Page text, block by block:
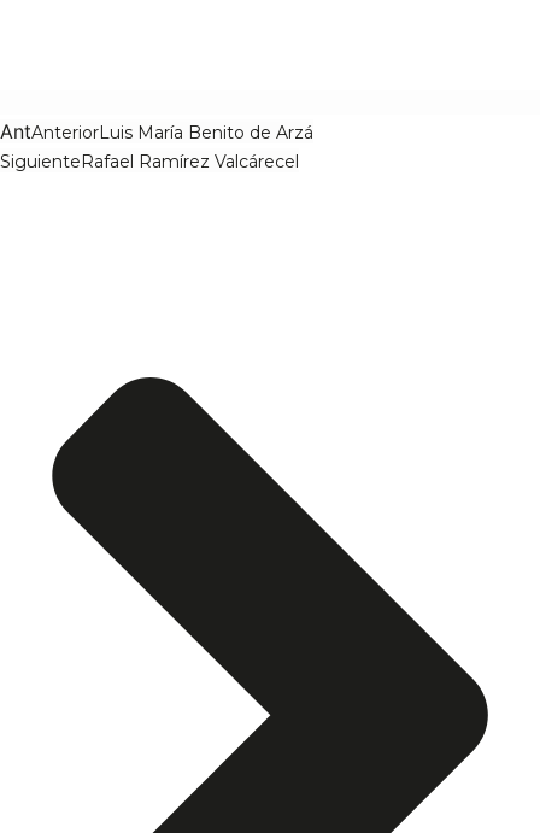
AntAnteriorLuis María Benito de Arzá
SiguienteRafael Ramírez Valcárecel